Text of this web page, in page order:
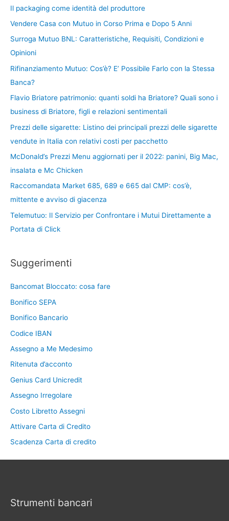
Il packaging come identità del produttore
Vendere Casa con Mutuo in Corso Prima e Dopo 5 Anni
Surroga Mutuo BNL: Caratteristiche, Requisiti, Condizioni e
Opinioni
Rifinanziamento Mutuo: Cos’è? E’ Possibile Farlo con la Stessa
Banca?
Flavio Briatore patrimonio: quanti soldi ha Briatore? Quali sono i
business di Briatore, figli e relazioni sentimentali
Prezzi delle sigarette: Listino dei principali prezzi delle sigarette
vendute in Italia con relativi costi per pacchetto
McDonald’s Prezzi Menu aggiornati per il 2022: panini, Big Mac,
insalata e Mc Chicken
Raccomandata Market 685, 689 e 665 dal CMP: cos’è,
mittente e avviso di giacenza
Telemutuo: Il Servizio per Confrontare i Mutui Direttamente a
Portata di Click
Suggerimenti
Bancomat Bloccato: cosa fare
Bonifico SEPA
Bonifico Bancario
Codice IBAN
Assegno a Me Medesimo
Ritenuta d’acconto
Genius Card Unicredit
Assegno Irregolare
Costo Libretto Assegni
Attivare Carta di Credito
Scadenza Carta di credito
Strumenti bancari